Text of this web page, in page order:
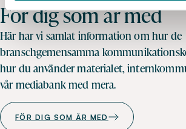
För dig som är med
Här har vi samlat information om hur de
branschgemensamma
hur du använder materialet,
vår mediabank med mera.
FÖR DIG SOM ÄR MED